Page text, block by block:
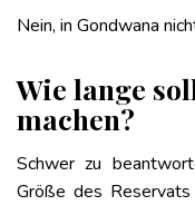
Nein, in Gondwana
Wie lange
machen?
Schwer zu
Größe des